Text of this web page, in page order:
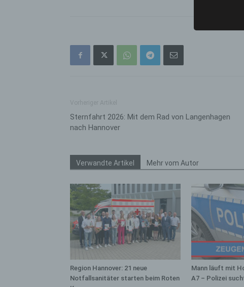
Sternfahrt 2026: Mit dem Rad von Langenhagen
nach Hannover
Verwandte Artikel Mehr vom Autor
Region Hannover: 21 neue
Notfallsanitäter starten beim Roten
Mann läuft mit
A7 – Polizei
Daten,
f)
g)
oder